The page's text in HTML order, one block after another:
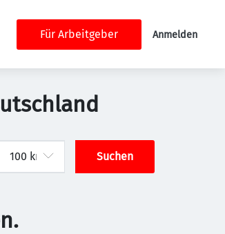
Für Arbeitgeber Anmelden
Suchen